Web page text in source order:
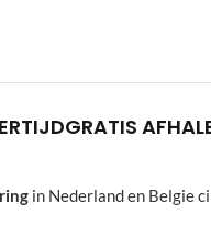
GRATIS
in Nederland en Belgie